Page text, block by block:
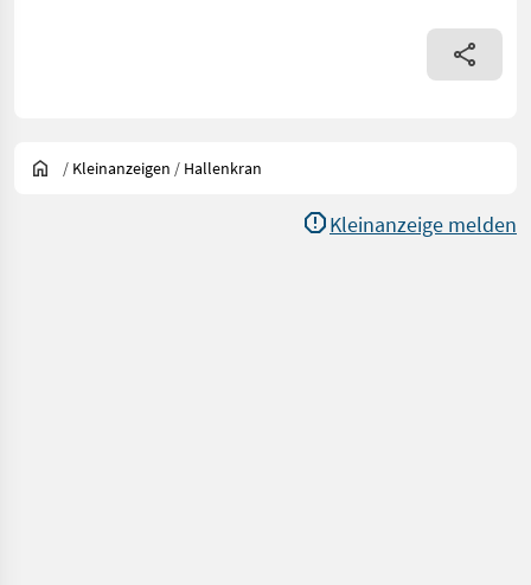
/ Kleinanzeigen / Hallenkran
Kleinanzeige melden